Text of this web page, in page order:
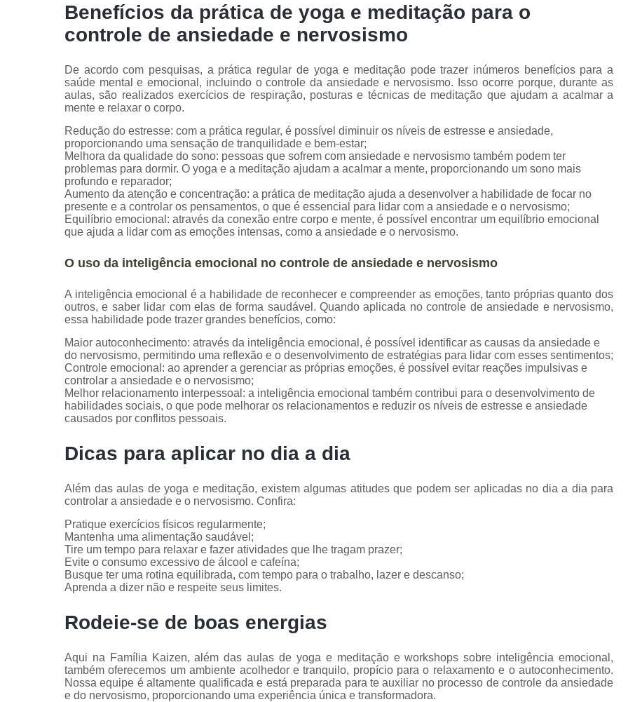
Benefícios da prática de yoga e meditação para o
controle de ansiedade e nervosismo
De acordo com pesquisas, a prática regular de yoga e meditação pode trazer inúmeros benefícios para a
saúde mental e emocional, incluindo o controle da ansiedade e nervosismo. Isso ocorre porque, durante as
aulas, são realizados exercícios de respiração, posturas e técnicas de meditação que ajudam a acalmar a
mente e relaxar o corpo.
Redução do estresse: com a prática regular, é possível diminuir os níveis de estresse e ansiedade,
proporcionando uma sensação de tranquilidade e bem-estar;
Melhora da qualidade do sono: pessoas que sofrem com ansiedade e nervosismo também podem ter
problemas para dormir. O yoga e a meditação ajudam a acalmar a mente, proporcionando um sono mais
profundo e reparador;
Aumento da atenção e concentração: a prática de meditação ajuda a desenvolver a habilidade de focar no
presente e a controlar os pensamentos, o que é essencial para lidar com a ansiedade e o nervosismo;
Equilíbrio emocional: através da conexão entre corpo e mente, é possível encontrar um equilíbrio emocional
que ajuda a lidar com as emoções intensas, como a ansiedade e o nervosismo.
O uso da inteligência emocional no controle de ansiedade e nervosismo
A inteligência emocional é a habilidade de reconhecer e compreender as emoções, tanto próprias quanto dos
outros, e saber lidar com elas de forma saudável. Quando aplicada no controle de ansiedade e nervosismo,
essa habilidade pode trazer grandes benefícios, como:
Maior autoconhecimento: através da inteligência emocional, é possível identificar as causas da ansiedade e
do nervosismo, permitindo uma reflexão e o desenvolvimento de estratégias para lidar com esses sentimentos;
Controle emocional: ao aprender a gerenciar as próprias emoções, é possível evitar reações impulsivas e
controlar a ansiedade e o nervosismo;
Melhor relacionamento interpessoal: a inteligência emocional também contribui para o desenvolvimento de
habilidades sociais, o que pode melhorar os relacionamentos e reduzir os níveis de estresse e ansiedade
causados por conflitos pessoais.
Dicas para aplicar no dia a dia
Além das aulas de yoga e meditação, existem algumas atitudes que podem ser aplicadas no dia a dia para
controlar a ansiedade e o nervosismo. Confira:
Pratique exercícios físicos regularmente;
Mantenha uma alimentação saudável;
Tire um tempo para relaxar e fazer atividades que lhe tragam prazer;
Evite o consumo excessivo de álcool e cafeína;
Busque ter uma rotina equilibrada, com tempo para o trabalho, lazer e descanso;
Aprenda a dizer não e respeite seus limites.
Rodeie-se de boas energias
Aqui na Família Kaizen, além das aulas de yoga e meditação e workshops sobre inteligência emocional,
também oferecemos um ambiente acolhedor e tranquilo, propício para o relaxamento e o autoconhecimento.
Nossa equipe é altamente qualificada e está preparada para te auxiliar no processo de controle da ansiedade
e do nervosismo, proporcionando uma experiência única e transformadora.